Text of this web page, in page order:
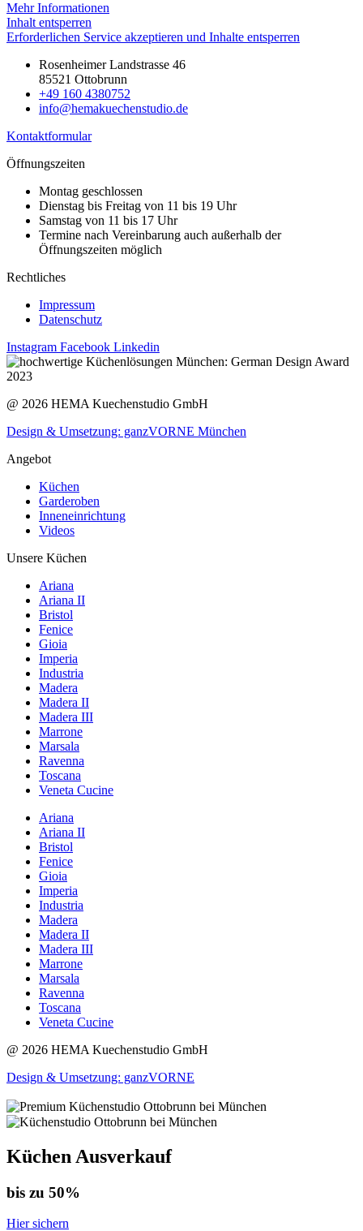
Mehr Informationen
Inhalt entsperren
Erforderlichen Service akzeptieren und Inhalte entsperren
Rosenheimer Landstrasse 46
85521 Ottobrunn
+49 160 4380752
info@hemakuechenstudio.de
Kontaktformular
Öffnungszeiten
Montag geschlossen
Dienstag bis Freitag von 11 bis 19 Uhr
Samstag von 11 bis 17 Uhr
Termine nach Vereinbarung auch außerhalb der
Öffnungszeiten möglich
Rechtliches
Impressum
Datenschutz
Instagram Facebook Linkedin
@ 2026 HEMA Kuechenstudio GmbH
Design & Umsetzung: ganzVORNE München
Angebot
Küchen
Garderoben
Inneneinrichtung
Videos
Unsere Küchen
Ariana
Ariana II
Bristol
Fenice
Gioia
Imperia
Industria
Madera
Madera II
Madera III
Marrone
Marsala
Ravenna
Toscana
Veneta Cucine
Ariana
Ariana II
Bristol
Fenice
Gioia
Imperia
Industria
Madera
Madera II
Madera III
Marrone
Marsala
Ravenna
Toscana
Veneta Cucine
@ 2026 HEMA Kuechenstudio GmbH
Design & Umsetzung: ganzVORNE
Küchen Ausverkauf
bis zu 50%
Hier sichern